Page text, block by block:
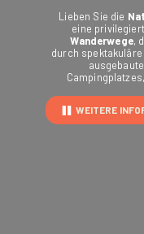
Lieben Sie die
eine
Wanderwege,
durch
WEITERE